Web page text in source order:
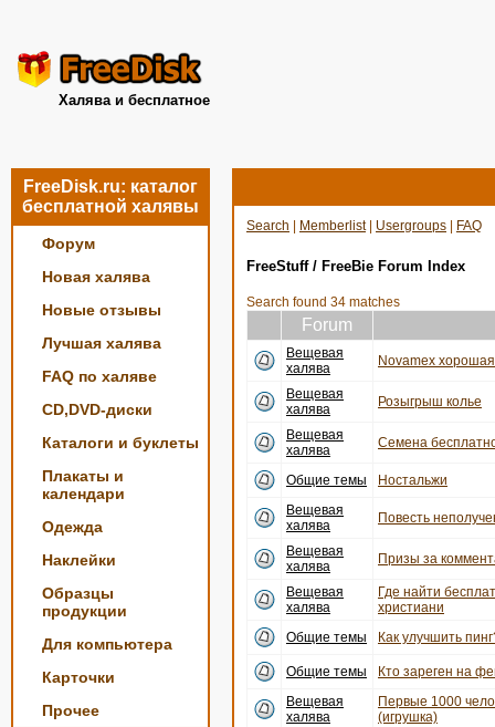
Халява и бесплатное
FreeDisk.ru: каталог
бесплатной халявы
Форум
Новая халява
Новые отзывы
Лучшая халява
FAQ по халяве
CD,DVD-диски
Каталоги и буклеты
Плакаты и
календари
Одежда
Наклейки
Образцы
продукции
Для компьютера
Карточки
Прочее
Search Memberlist| Usergroups FAQ
FreeStuff / FreeBie Forum Index
Search found 34 matches
Forum
Вещевая
халява
Novamex
Вещевая
халява
Розыгрыш колье
Вещевая
халява
Семена
Общие темы
Ностальжи
Вещевая
халява
Повесть
Вещевая
халява
Призы за
Вещевая
халява
Где найти
христиани
Общие темы
Как улучшить
Общие темы
Кто зареген на
Вещевая
халява
Первые 1000
(игрушка)